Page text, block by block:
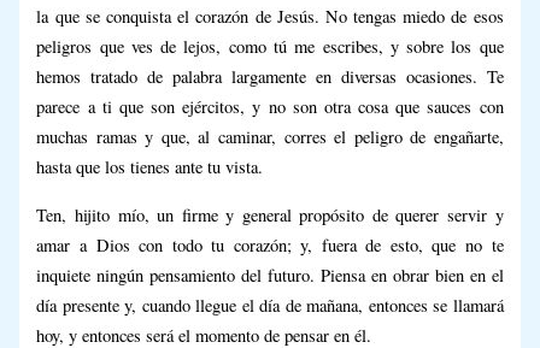
la que se conquista el corazón de Jesús. No tengas miedo de esos
peligros que ves de lejos, como tú me escribes, y sobre los que
hemos tratado de palabra largamente en diversas ocasiones. Te
parece a ti que son ejércitos, y no son otra cosa que sauces con
muchas ramas y que, al caminar, corres el peligro de engañarte,
hasta que los tienes ante tu vista.
Ten, hijito mío, un firme y general propósito de querer servir y
amar a Dios con todo tu corazón; y, fuera de esto, que no te
inquiete ningún pensamiento del futuro. Piensa en obrar bien en el
día presente y, cuando llegue el día de mañana, entonces se llamará
hoy, y entonces será el momento de pensar en él.